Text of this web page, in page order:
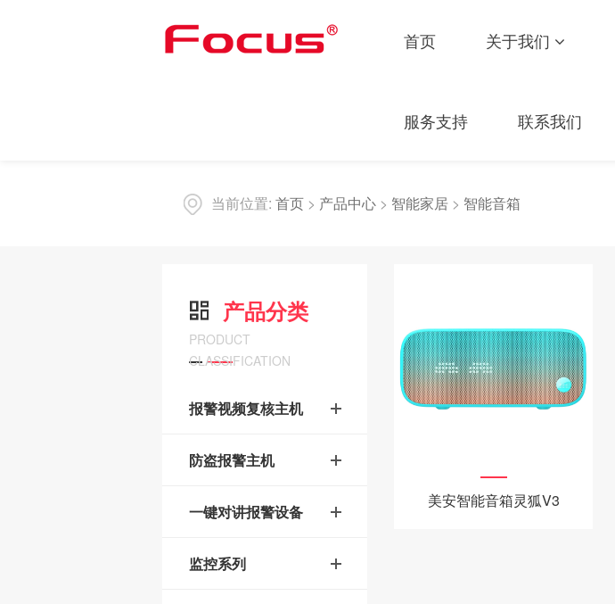
首页 关于我们
服务支持 联系我们
当前位置: 首页 > 产品中心 > 智能家居 > 智能音箱
产品分类
PRODUCT
CLASSIFICATION
报警视频复核主机
防盗报警主机
一键对讲报警设备
监控系列
美安智能音箱灵狐V3